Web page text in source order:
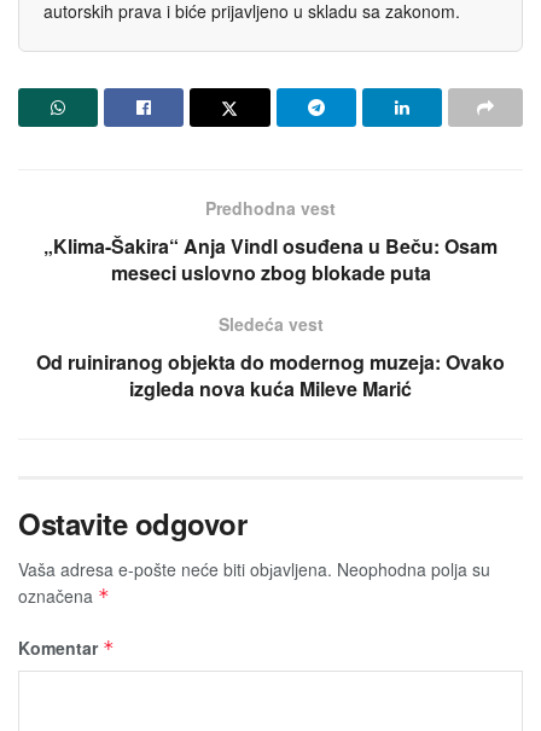
autorskih prava i biće prijavljeno u skladu sa zakonom.
Predhodna vest
„Klima-Šakira“ Anja Vindl osuđena u Beču: Osam
meseci uslovno zbog blokade puta
Sledeća vest
Od ruiniranog objekta do modernog muzeja: Ovako
izgleda nova kuća Mileve Marić
Ostavite odgovor
Vaša adresa e-pošte neće biti obјavljena. Neophodna polja su
označena *
Komentar *